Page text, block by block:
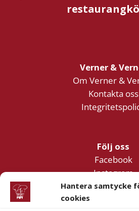
Hantera samtycke
cookies
Verner &
Om Verner &
Kontakta oss
Följ oss
Facebook
Instagram
YouTube